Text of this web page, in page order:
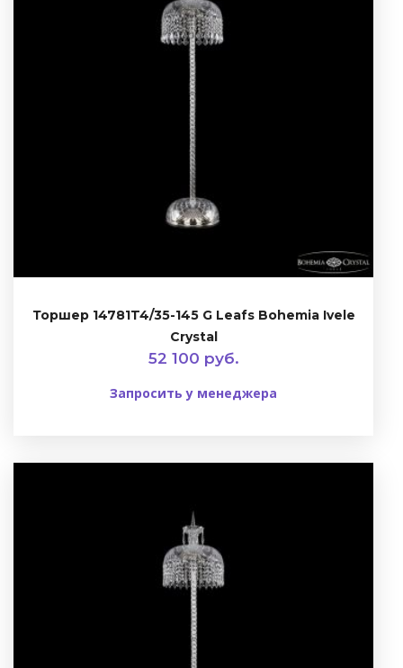
Торшер 14781T4/35-145 G Leafs Bohemia Ivele
Crystal
52 100 руб.
Запросить у менеджера